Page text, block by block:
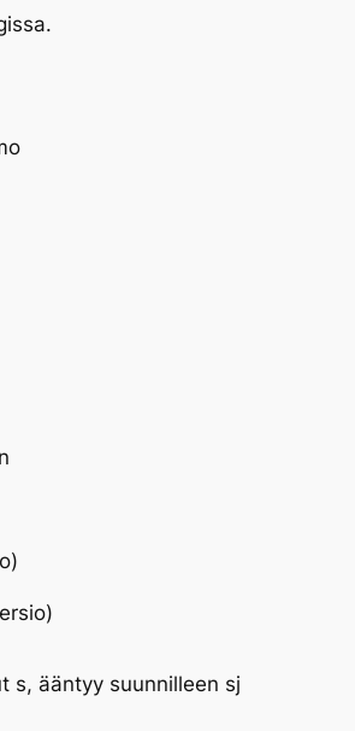
s, ääntyy suunnilleen sj